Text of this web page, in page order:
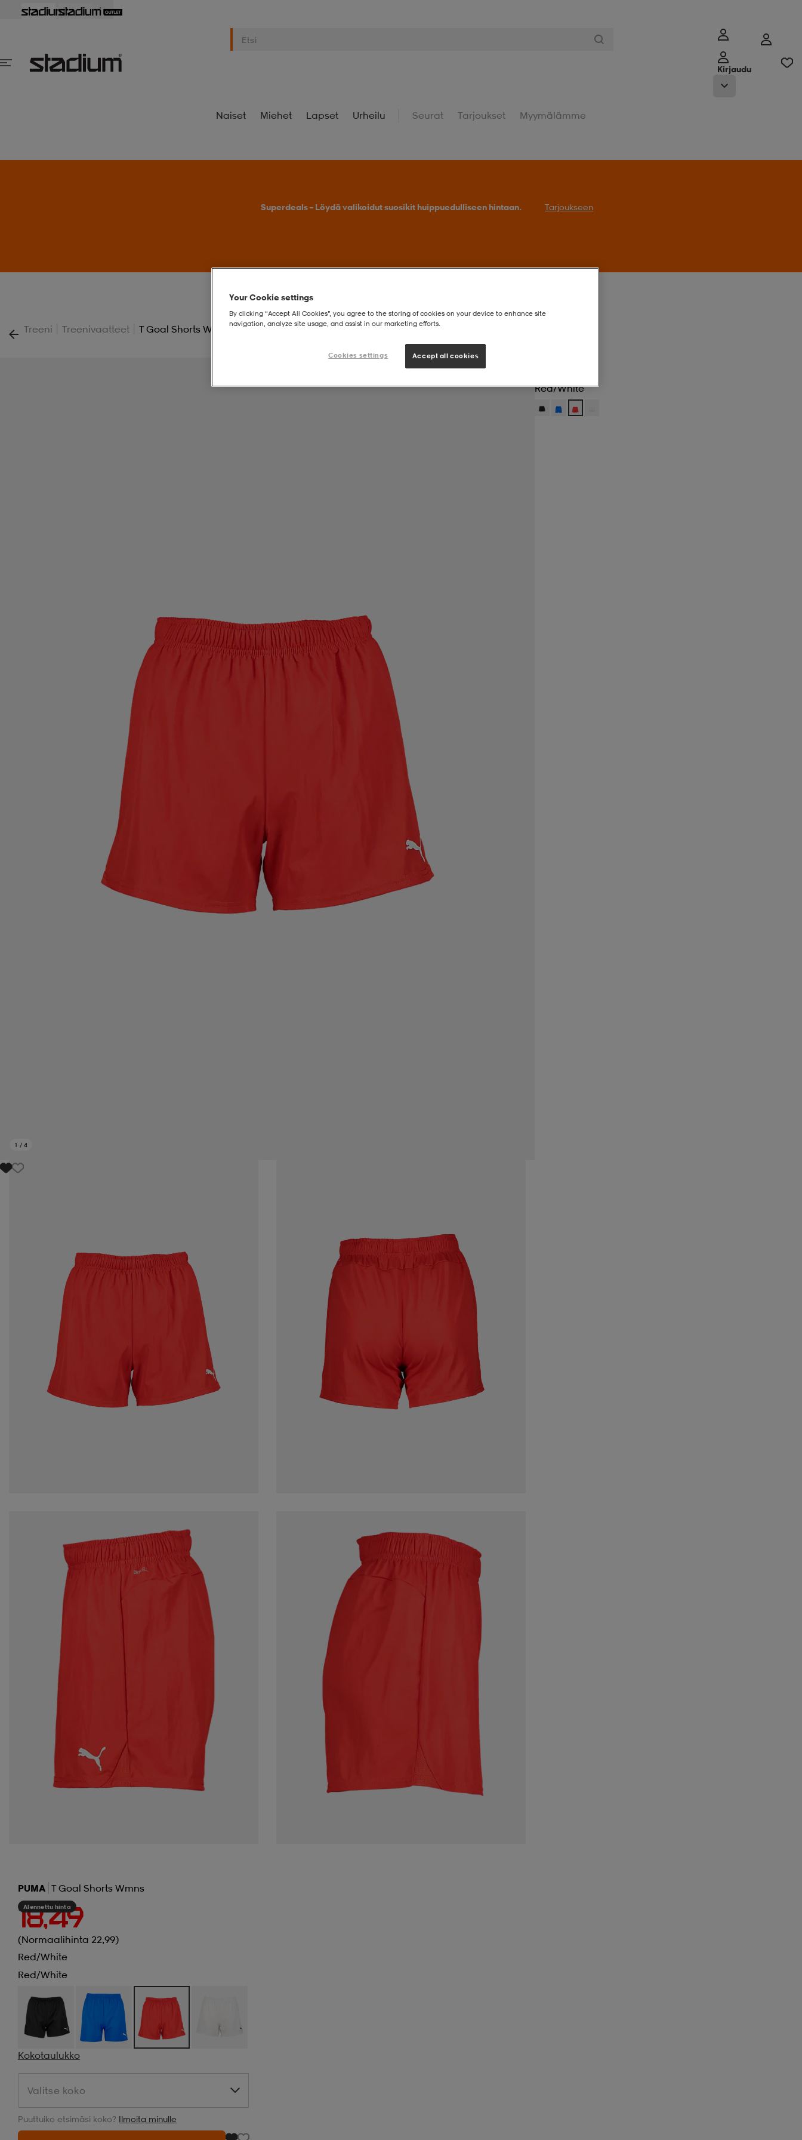
Kirjaudu
Naiset Miehet Lapset Urheilu Seurat Tarjoukset Myymälämme
Superdeals – Löydä valikoidut suosikit huippuedulliseen hintaan. Tarjoukseen
Treeni | Treenivaatteet | T Goal Shorts Wmns
1 / 4
Red/white
PUMA T Goal Shorts Wmns
Alennettu hinta
18,49
(Normaalihinta 22,99)
Red/white
Red/white
Kokotaulukko
Valitse koko
Valitse koko
Puuttuiko etsimäsi koko? Ilmoita minulle
Your Cookie settings
By clicking “Accept All Cookies”, you agree to the storing of cookies on your device to enhance site
navigation, analyze site usage, and assist in our marketing efforts.
Cookies settings Accept all cookies